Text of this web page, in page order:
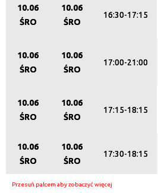
10.06
ŚRO
10.06
ŚRO
16:30-17:15
10.06
ŚRO
10.06
ŚRO
17:00-21:00
10.06
ŚRO
10.06
ŚRO
17:15-18:15
10.06
ŚRO
10.06
ŚRO
17:30-18:15